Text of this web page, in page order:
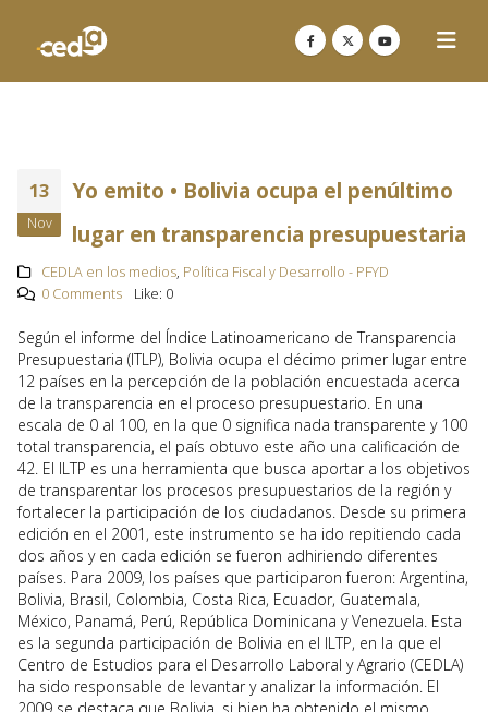
13
Nov
Yo emito • Bolivia ocupa el penúltimo
lugar en transparencia presupuestaria
CEDLA en los medios, Política Fiscal y Desarrollo - PFYD
0 Comments
Like: 0
Según el informe del Índice Latinoamericano de Transparencia
Presupuestaria (ITLP), Bolivia ocupa el décimo primer lugar entre
12 países en la percepción de la población encuestada acerca
de la transparencia en el proceso presupuestario. En una
escala de 0 al 100, en la que 0 significa nada transparente y 100
total transparencia, el país obtuvo este año una calificación de
42. El ILTP es una herramienta que busca aportar a los objetivos
de transparentar los procesos presupuestarios de la región y
fortalecer la participación de los ciudadanos. Desde su primera
edición en el 2001, este instrumento se ha ido repitiendo cada
dos años y en cada edición se fueron adhiriendo diferentes
países. Para 2009, los países que participaron fueron: Argentina,
Bolivia, Brasil, Colombia, Costa Rica, Ecuador, Guatemala,
México, Panamá, Perú, República Dominicana y Venezuela. Esta
es la segunda participación de Bolivia en el ILTP, en la que el
Centro de Estudios para el Desarrollo Laboral y Agrario (CEDLA)
ha sido responsable de levantar y analizar la información. El
2009 se destaca que Bolivia, si bien ha obtenido el mismo